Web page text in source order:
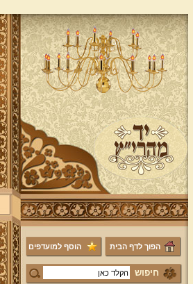
הפוך לדף הבית הוסף למועדפים
חיפוש